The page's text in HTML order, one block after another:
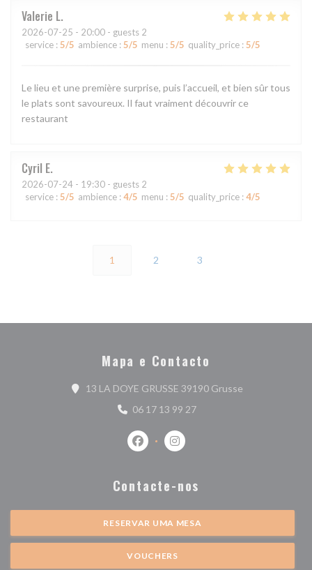
Valerie L
2026-07-25 - 20:00 - guests 2
service : 5/5 ambience : 5/5 menu : 5/5 quality_price : 5/5
Le lieu et une première surprise, puis l’accueil, et bien sûr tous
le plats sont savoureux. Il faut vraiment découvrir ce
restaurant
Cyril E
2026-07-24 - 19:30 - guests 2
service : 5/5 ambience : 4/5 menu : 5/5 quality_price : 4/5
1 2 3
Mapa e Contacto
13 LA DOYE GRUSSE 39190 Grusse((abre numa
06 17 13 99 27
Facebook ((abre numa nova janela))
Instagram ((abre numa nova
Contacte-nos
RESERVAR UMA MESA
VOUCHERS